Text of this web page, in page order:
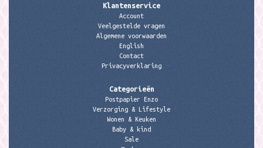
Klantenservice
Account
Veelgestelde vragen
Algemene voorwaarden
English
Contact
Privacyverklaring
Categorieën
Postpapier Enzo
Verzorging & Lifestyle
Wonen & Keuken
Baby & kind
Sale